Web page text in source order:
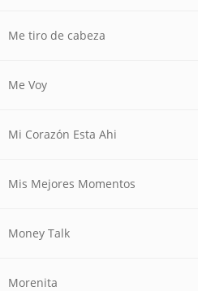
Me tiro de cabeza
Me Voy
Mi Corazón Esta Ahi
Mis Mejores Momentos
Money Talk
Morenita